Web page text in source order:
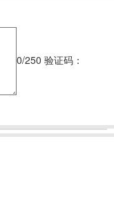
0/250 验证码：